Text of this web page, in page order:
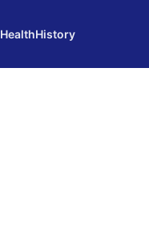
HealthHistory